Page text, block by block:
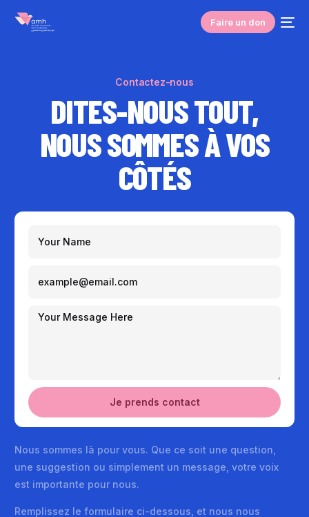
Faire un don
Contactez-nous
DITES-NOUS TOUT,
NOUS SOMMES À VOS
CÔTÉS
Nous sommes là pour vous. Que ce soit une question,
une suggestion ou simplement un message, votre voix
est importante pour nous.
Remplissez le formulaire ci-dessous, et nous nous
Je prends contact